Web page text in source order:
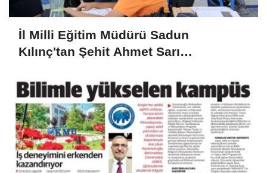
İl Milli Eğitim Müdürü Sadun
Kılınç'tan Şehit Ahmet Sarı